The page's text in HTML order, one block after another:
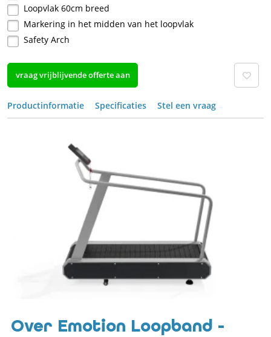
Loopvlak 60cm breed
Markering in het midden van het loopvlak
Safety Arch
vraag vrijblijvende offerte aan
Productinformatie Specificaties Stel een vraag
Over Emotion Loopband -